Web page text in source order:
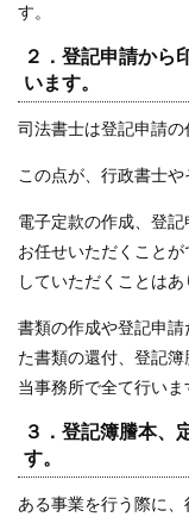
す。
２．登記申請から
います。
司法書士は登記申請の
この点が、行政書士
電子定款の作成、登
お任せいただくこと
していただくことはあ
書類の作成や登記申
た書類の還付、登記
当事務所で全て行いま
３．登記簿謄本、
す。
ある事業を行う際に